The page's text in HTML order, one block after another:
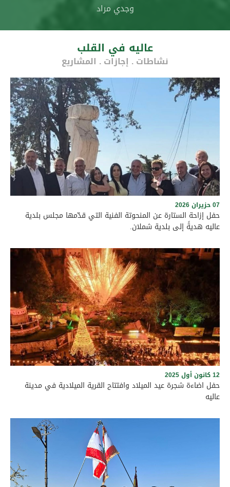
وجدي مراد
عاليه في القلب
نشاطات . إجازات . المشاريع
برعاية رئيس بلدية عاليه الأستاذ وجدي مراد وأعضاء المجلس البلدي،
وبحضور حشد من الفعاليات الرسمية والاجتماعية، ورؤساء البلديات
والمخاتير، والمرجعيات الروحية في قضاء عاليه، أُقيم نهار السبت
الواقع في 6 حزيران 2026 حفل إزاحة الستارة عن المنحوتة الفنية التي
قدّمها مجلس بلدية عاليه هديةً إلى بلدية شملان. وجرى الاحتفال
على الطريق العام في بلدة شملان عند الساعة الرابعة بعد الظهر،
في أجواء سادتها الألفة والمحبة والتعاون، بما يجسّد عمق العلاقات
الأخوية والتاريخية التي تجمع بين بلدتي عاليه وشملان، ويؤكد الحرص
المشترك على تعزيز الروابط الثقافية والإنمائية وترسيخ قيم التواصل
والتكامل بين أبناء المنطقة
07 حزيران 2026
حفل إزاحة الستارة عن المنحوتة الفنية التي قدّمها مجلس بلدية
عاليه هديةً إلى بلدية شملان.
حفل اضاءة شجرة عيد الميلاد في مدينة عاليه
12 كانون أول 2025
حفل اضاءة شجرة عيد الميلاد وافتتاح القرية الميلادية في مدينة
عاليه